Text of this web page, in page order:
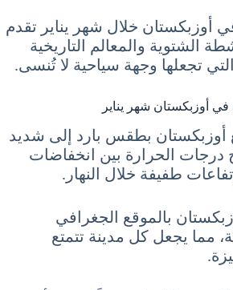
أوزبكستان خلال شهر يناير تقدم
الشتوية والمعالم التاريخية
التي تجعلها وجهة سياحية لا تُنسى.
أوزبكستان شهر يناير
أوزبكستان بطقس بارد إلى شديد
درجات الحرارة بين انخفاضات
طفيفة خلال النهار.
بالموقع الجغرافي
مما يجعل كل مدينة تتمتع